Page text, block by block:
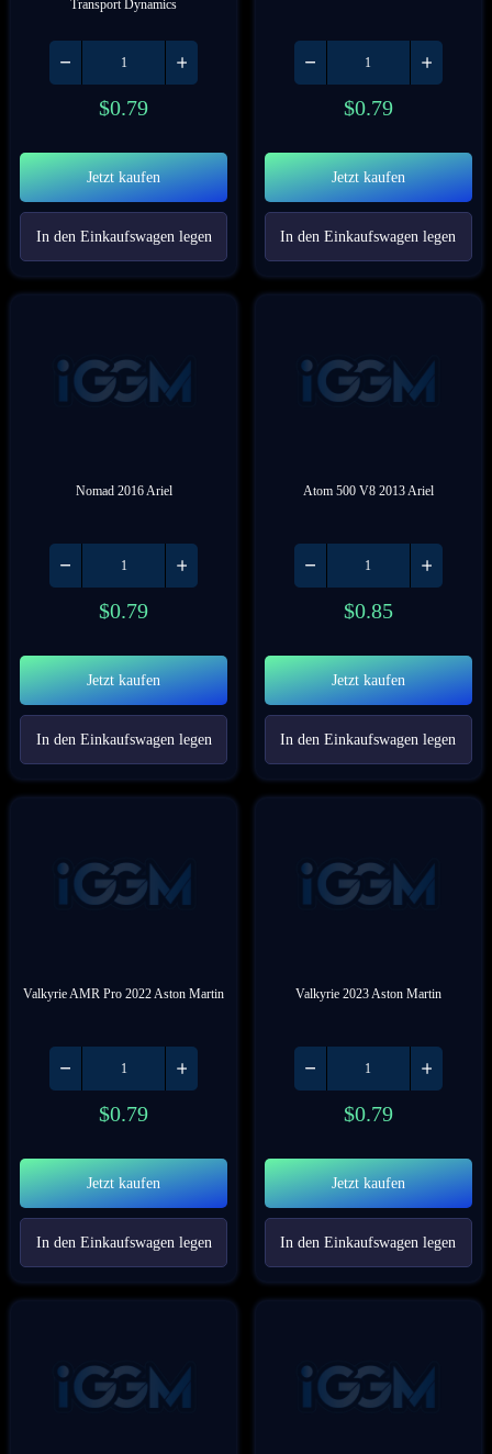
Transport Dynamics
$0.79
Jetzt kaufen
In den Einkaufswagen legen
$0.79
Jetzt kaufen
In den Einkaufswagen legen
Nomad 2016 Ariel
$0.79
Jetzt kaufen
In den Einkaufswagen legen
Atom 500 V8 2013 Ariel
$0.85
Jetzt kaufen
In den Einkaufswagen legen
Valkyrie AMR Pro 2022 Aston Martin
$0.79
Jetzt kaufen
In den Einkaufswagen legen
Valkyrie 2023 Aston Martin
$0.79
Jetzt kaufen
In den Einkaufswagen legen